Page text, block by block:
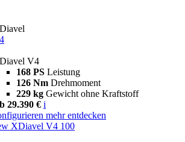
V4
168 PS Leistung
126 Nm Drehmoment
229 kg Gewicht ohne Kraftstoff
29.390 € i
mehr entdecken
XDiavel V4 100